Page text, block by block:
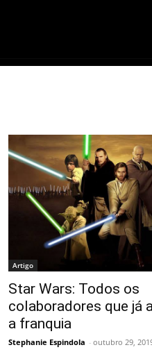
Artigo
Star Wars: Todos os
colaboradores que já
a franquia
Stephanie Espindola - outubro 29,